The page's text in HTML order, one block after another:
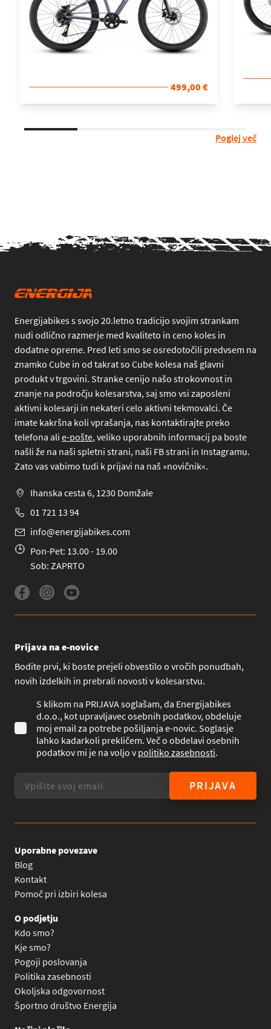
499,00 €
Poglej več
Energijabikes s svojo 20.letno tradicijo svojim strankam
nudi odlično razmerje med kvaliteto in ceno koles in
dodatne opreme. Pred leti smo se osredotočili predvsem na
znamko Cube in od takrat so Cube kolesa naš glavni
produkt v trgovini. Stranke cenijo našo strokovnost in
znanje na področju kolesarstva, saj smo vsi zaposleni
aktivni kolesarji in nekateri celo aktivni tekmovalci. Če
imate kakršna koli vprašanja, nas kontaktirajte preko
telefona ali e-pošte, veliko uporabnih informacij pa boste
našli že na naši spletni strani, naši FB strani in Instagramu.
Zato vas vabimo tudi k prijavi na naš »novičnik«.
Ihanska cesta 6, 1230 Domžale
01 721 13 94
info@energijabikes.com
Pon-Pet: 13.00 - 19.00
Sob: ZAPRTO
Prijava na e-novice
Bodite prvi, ki boste prejeli obvestilo o vročih ponudbah,
novih izdelkih in prebrali novosti v kolesarstvu.
S klikom na PRIJAVA soglašam, da Energijabikes
d.o.o., kot upravljavec osebnih podatkov, obdeluje
moj email za potrebe pošiljanja e-novic. Soglasje
lahko kadarkoli prekličem. Več o obdelavi osebnih
podatkov mi je na voljo vpolitiko zasebnosti.
PRIJAVA
Uporabne povezave
Blog
Kontakt
Pomoč pri izbiri kolesa
O podjetju
Kdo smo?
Kje smo?
Pogoji poslovanja
Politika zasebnosti
Okoljska odgovornost
Športno društvo Energija